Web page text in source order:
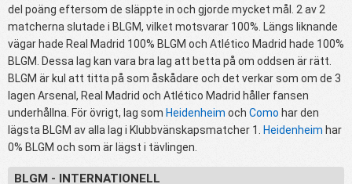
del poäng eftersom de släppte in och gjorde mycket mål. 2 av 2
matcherna slutade i BLGM, vilket motsvarar 100%. Längs liknande
vägar hade Real Madrid 100% BLGM och Atlético Madrid hade 100%
BLGM. Dessa lag kan vara bra lag att betta på om oddsen är rätt.
BLGM är kul att titta på som åskådare och det verkar som om de 3
lagen Arsenal, Real Madrid och Atlético Madrid håller fansen
underhållna. För övrigt, lag som Heidenheim och Como har den
lägsta BLGM av alla lag i Klubbvänskapsmatcher 1. Heidenheim har
0% BLGM och som är lägst i tävlingen.
BLGM - INTERNATIONELL